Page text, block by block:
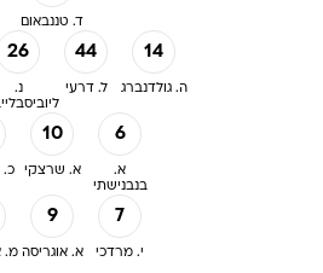
ד. טננבאום
26
נ.
44
ל. דרעי
14
ה. גולדנברג
כ.
10
א. שרצקי
6
א.
בנבנישתי
מ.
9
א. אוגריסה
7
י. מרדכי